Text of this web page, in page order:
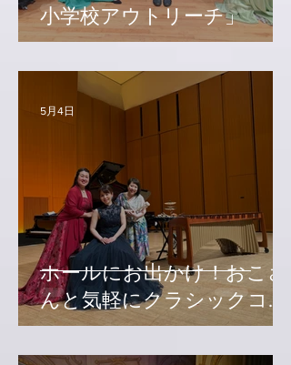
小学校アウトリーチ」
ホールにお出かけ！おこさ
んと気軽にクラシックコン
サート
5月4日